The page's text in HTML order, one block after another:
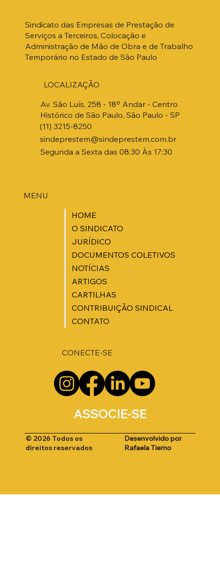
Sindicato das Empresas de Prestação de
Serviços a Terceiros, Colocação e
Administração de Mão de Obra e de Trabalho
Temporário no Estado de São Paulo
MENU
HOME
O SINDICATO
JURÍDICO
DOCUMENTOS COLETIVOS
NOTÍCIAS
ARTIGOS
CARTILHAS
CONTRIBUIÇÃO SINDICAL
CONTATO
Av. São Luís, 258 - 18º Andar - Centro
Histórico de São Paulo, São Paulo - SP
(11) 3215-8250
sindeprestem@sindeprestem.com.br
Segunda a Sexta das 08:30 Às 17:30
LOCALIZAÇÃO
ASSOCIE-SE
CONECTE-SE
© 2026 Todos os
direitos reservados
Desenvolvido por
Rafaela Tierno